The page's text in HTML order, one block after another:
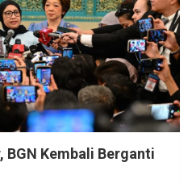
BGN Kembali Berganti